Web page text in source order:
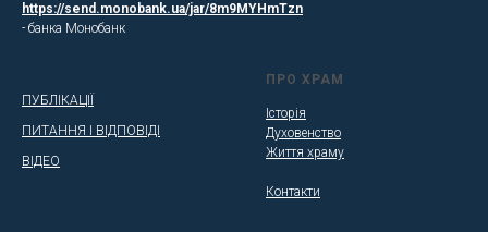
https://send.monobank.ua/jar/8m9MYHmTzn
- банка Монобанк
ПУБЛІКАЦІЇ
ПИТАННЯ І ВІДПОВІДІ
ВІДЕО
ПРО ХРАМ
Історія
Духовенство
Життя храму
Контакти